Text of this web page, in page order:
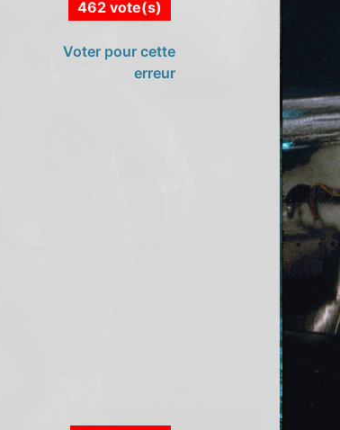
462 vote(s)
Voter pour cette
erreur